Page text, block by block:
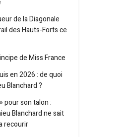
de la Diagonale
des Hauts-Forts ce
de Miss France
en 2026 : de quoi
Blanchard ?
pour son talon :
Blanchard ne sait
recourir